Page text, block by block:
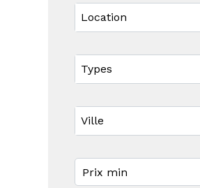
Location
Types
Ville